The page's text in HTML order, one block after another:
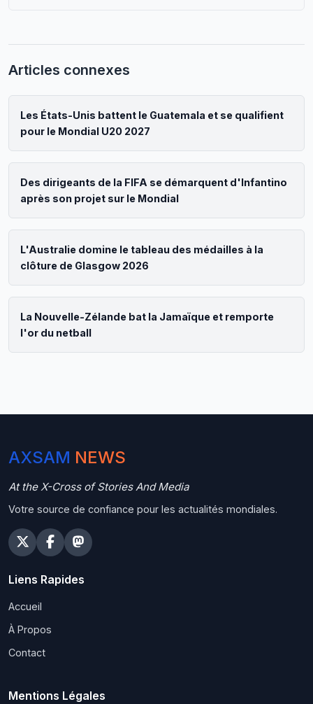
Articles connexes
Les États-Unis battent le Guatemala et se qualifient
pour le Mondial U20 2027
Des dirigeants de la FIFA se démarquent d'Infantino
après son projet sur le Mondial
L'Australie domine le tableau des médailles à la
clôture de Glasgow 2026
La Nouvelle-Zélande bat la Jamaïque et remporte
l'or du netball
AXSAM NEWS
At the X-Cross of Stories And Media
Votre source de confiance pour les actualités mondiales.
Liens Rapides
Accueil
À Propos
Contact
Mentions Légales